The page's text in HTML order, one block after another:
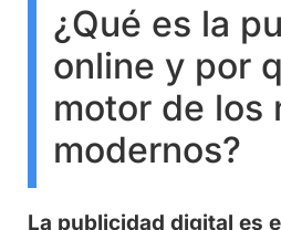
¿Qué es la
online y por
motor de los
modernos?
La publicidad digital es